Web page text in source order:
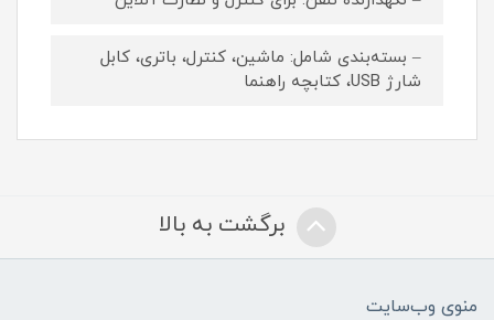
– بسته‌بندی شامل: ماشین، کنترل، باتری، کابل
شارژ USB، کتابچه راهنما
برگشت به بالا
منوی وب‌سایت